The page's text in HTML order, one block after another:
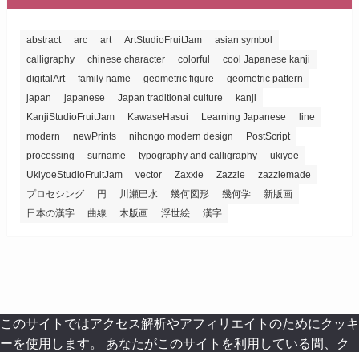
abstract arc art ArtStudioFruitJam
asian symbol
calligraphy
chinese character colorful
cool Japanese kanji
digitalArt
family name geometric figure
geometric pattern
japan
japanese Japan traditional culture
kanji
KanjiStudioFruitJam
KawaseHasui Learning Japanese
line
modern
newPrints nihongo modern design
PostScript
processing
surname typography and calligraphy
ukiyoe
UkiyoeStudioFruitJam
vector Zaxxle Zazzle
zazzlemade
プロセシング
円 川瀬巴水 幾何図形 幾何学
新版画
日本の漢字
曲線 木版画 浮世絵 漢字
このサイトではアクセス解析やアフィリエイトのためにクッキ
ーを使用します。 あなたがこのサイトを利用している間、ク